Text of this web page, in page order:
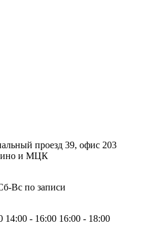
проезд 39, офис 203
и МЦК
Вс по записи
14:00 - 16:00 16:00 - 18:00